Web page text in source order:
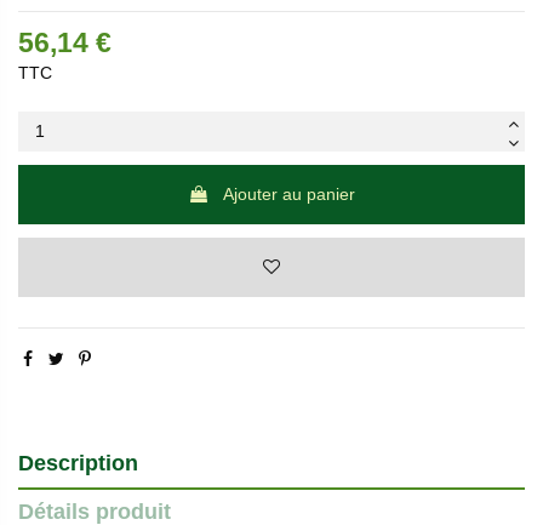
56,14 €
TTC
Ajouter au panier
Description
Détails produit